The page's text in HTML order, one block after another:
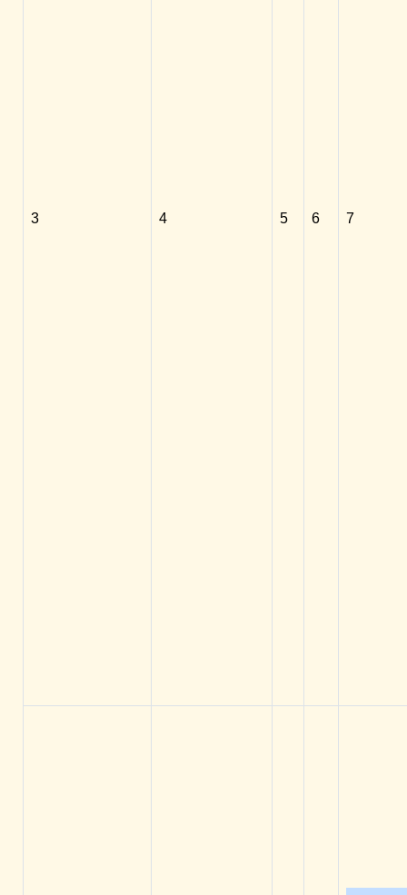
3 4 5 6 7